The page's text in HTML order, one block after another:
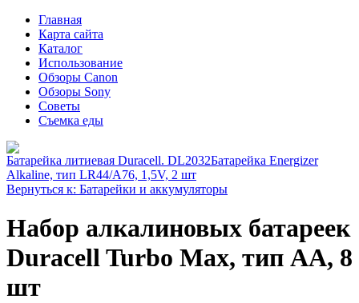
Главная
Карта сайта
Каталог
Использование
Обзоры Canon
Обзоры Sony
Советы
Съемка еды
Батарейка литиевая Duracell. DL2032Батарейка Energizer
Alkaline, тип LR44/A76, 1,5V, 2 шт
Вернуться к: Батарейки и аккумуляторы
Набор алкалиновых батареек
Duracell Turbo Max, тип AA, 8
шт